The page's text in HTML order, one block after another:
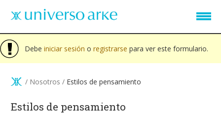
Mensaje de advertencia
Debe iniciar sesión o registrarse para ver este formulario.
/ Nosotros / Estilos de pensamiento
Estilos de pensamiento